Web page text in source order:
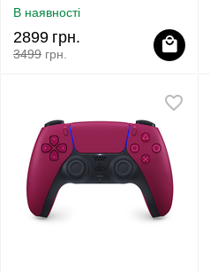
В наявності
3499 грн.
2899 грн.